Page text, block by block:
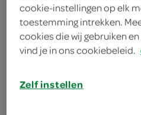
benodigdheden
4 lange spiesen
cookie-instellingen op elk
toestemming intrekken.
cookies die wij gebruiken
vind je in ons cookiebeleid.
Zelf instellen